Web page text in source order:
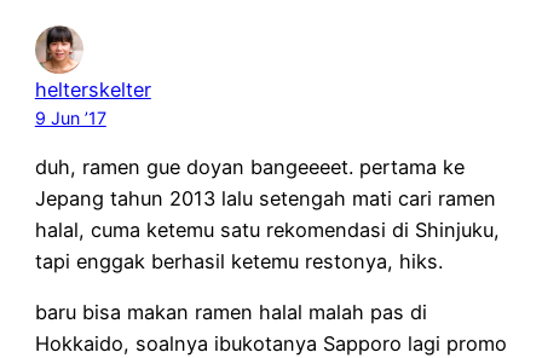
helterskelter
9 Jun ’17
duh, ramen gue doyan bangeeeet. pertama ke
Jepang tahun 2013 lalu setengah mati cari ramen
halal, cuma ketemu satu rekomendasi di Shinjuku,
tapi enggak berhasil ketemu restonya, hiks.
baru bisa makan ramen halal malah pas di
Hokkaido, soalnya ibukotanya Sapporo lagi promo